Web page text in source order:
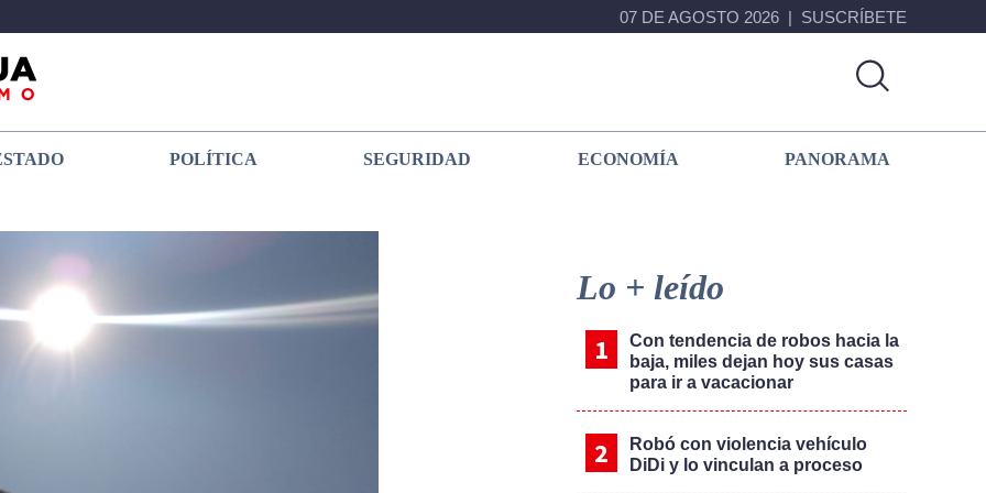
07 DE AGOSTO 2026 SUSCRÍBETE
POLÍTICA SEGURIDAD ECONOMÍA PANORAMA
Sidebar
Lo + leído
Con tendencia de robos hacia la
baja, miles dejan hoy sus casas
para ir a vacacionar
Robó con violencia vehículo
DiDi y lo vinculan a proceso